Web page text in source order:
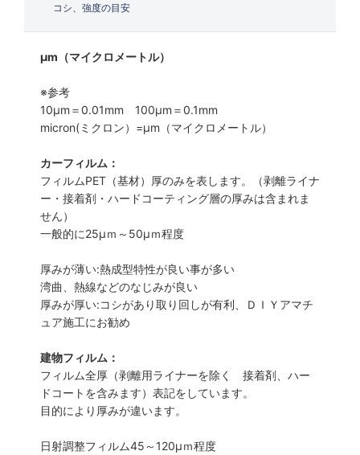
コシ、強度の目安
μm（マイクロメートル）
※参考
10μm＝0.01mm 100μm＝0.1mm
micron(ミクロン）=µm（マイクロメートル）
カーフィルム：
フィルムPET（基材）厚のみを表します。（剥離ライナ
ー・接着剤・ハードコーティング層の厚みは含まれま
せん）
一般的に25µｍ～50µｍ程度
厚みが薄い:熱成型特性が良い事が多い
湾曲、熱線などのなじみが良い
厚みが厚い:コシがあり取り回しが有利、ＤＩＹアマチ
ュア施工にお勧め
建物フィルム：
フィルム全厚（剥離用ライナーを除く 接着剤、ハー
ドコートを含みます）表記をしています。
目的により厚みが違います。
日射調整フィルム45～120µｍ程度